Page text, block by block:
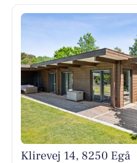
Klirevej 14, 8250 Egå